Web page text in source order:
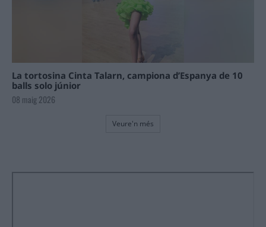
La tortosina Cinta Talarn, campiona d’Espanya de 10
balls solo júnior
08 maig 2026
Veure'n més